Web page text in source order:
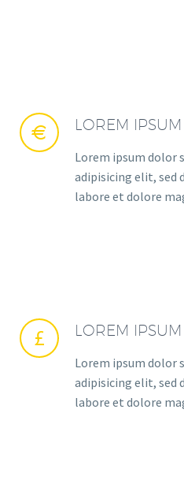

 LOREM
Lorem ipsum dolor
adipisicing elit, sed
labore et dolore

 LOREM
Lorem ipsum dolor
adipisicing elit, sed
labore et dolore